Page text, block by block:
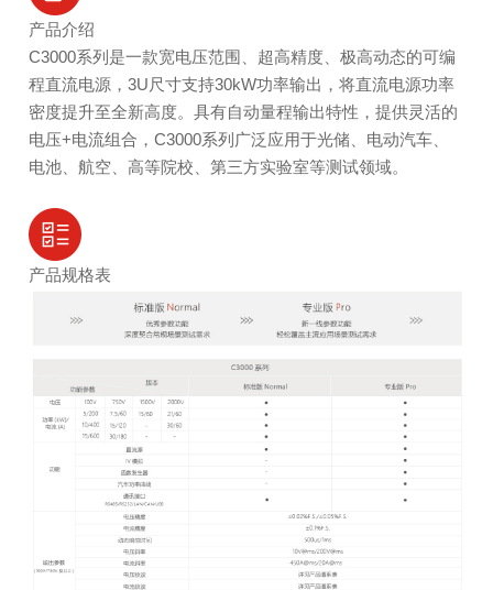
产品介绍
C3000系列是一款宽电压范围、超高精度、极高动态的可编
程直流电源，3U尺寸支持30kW功率输出，将直流电源功率
密度提升至全新高度。具有自动量程输出特性，提供灵活的
电压+电流组合，C3000系列广泛应用于光储、电动汽车、
电池、航空、高等院校、第三方实验室等测试领域。
产品规格表